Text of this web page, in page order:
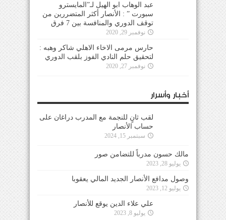
عبد الوهاب ابو الهيل لـ”المايسترو
سبورت ” : الأنصار أكثر المتضررين من
توقف الدوري والمنافسة بين 7 فرق
نوفمبر 29, 2020
حارس مرمى الاخاء الاهلي شاكر وهبه :
لتحقيق حلم النادي الفوز بلقب الدوري
نوفمبر 27, 2020
أخبار وأسرار
لقب ثانٍ للنجمة مع المدرب دراغان على
حساب الأنصار
سبتمبر 15, 2024
مالك حسون مدرباً للتضامن صور
يوليو 28, 2023
وصول مدافع الأنصار الجديد المالي يعقوبا
يوليو 12, 2023
علي علاء الدين يوقع للأنصار
يوليو 8, 2023